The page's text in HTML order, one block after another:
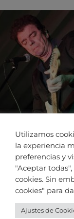
Utilizamos
la experiencia
preferencias y
"Aceptar
cookies. Sin
cookies" para
Ajustes de